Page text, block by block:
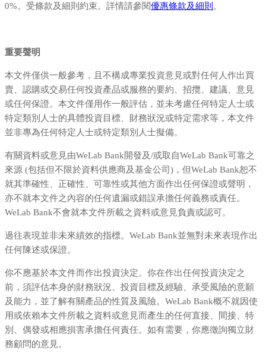
0%。受條款及細則約束。詳情請參閱優惠條款及細則 。
重要聲明
本文件僅供一般參考，且不構成專業投資意見或對任何人作出買
賣、認購或交易任何投資產品或服務的要約、招攬、建議、意見
或任何保證。本文件僅用作一般評估，並未考慮任何特定人士或
特定類別人士的具體投資目標、財務狀況或特定需求等，本文件
並非專為任何特定人士或特定類別人士擬備。
有關資料或意見由WeLab Bank開發及/或取自WeLab Bank可靠之
來源 (包括但不限於資料供應商及基金公司)，但WeLab Bank恕不
就其準確性、正確性、可靠性或其他方面作出任何保證或聲明，
亦不就本文件之內容的任何遺漏或錯誤承擔任何義務或責任。
WeLab Bank不會就本文件所載之資料或意見負責或認可。
過往表現並非未來績效的指標。WeLab Bank並無對未來表現作出
任何陳述或保證。
你不應基於本文件而作出投資決定。你在作出任何投資決定之
前，須評估本身的財務狀況、投資目標及經驗、承受風險的意願
及能力，並了解有關產品的性質及風險。WeLab Bank概不就因使
用或依賴本文件所載之資料或意見而產生的任何直接、間接、特
別、偶發或相應損害承擔任何責任。如有需要，你應徵詢獨立財
務顧問的意見。